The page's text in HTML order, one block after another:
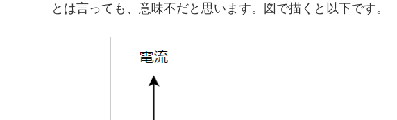
とは言っても、意味不だと思います。図で描くと以下です。